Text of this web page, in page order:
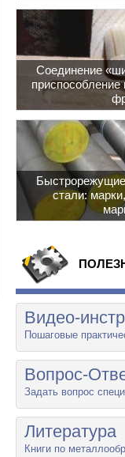
Соединение
стали:
Видео-
Пошаговые
Вопрос-
Задать вопрос
Литература
Книги по